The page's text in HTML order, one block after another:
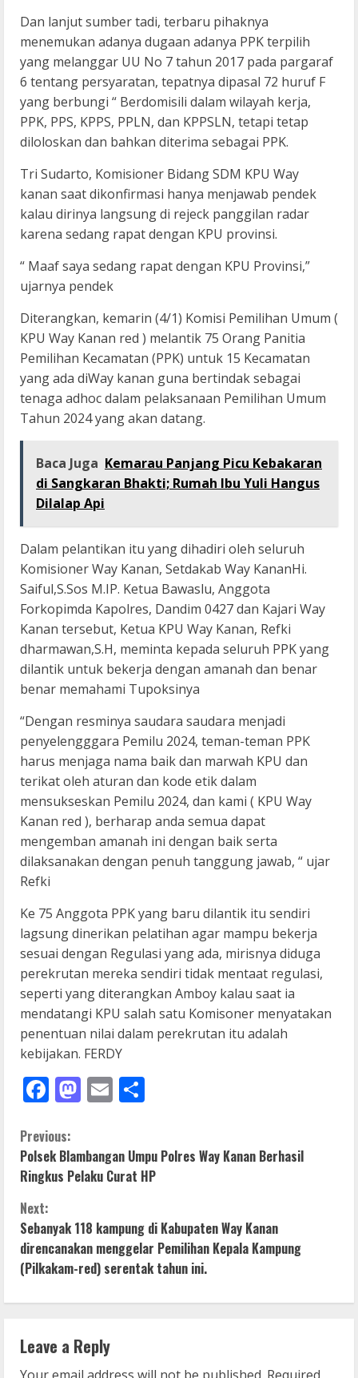
Dan lanjut sumber tadi, terbaru pihaknya
menemukan adanya dugaan adanya PPK terpilih
yang melanggar UU No 7 tahun 2017 pada pargaraf
6 tentang persyaratan, tepatnya dipasal 72 huruf F
yang berbungi “ Berdomisili dalam wilayah kerja,
PPK, PPS, KPPS, PPLN, dan KPPSLN, tetapi tetap
diloloskan dan bahkan diterima sebagai PPK.
Tri Sudarto, Komisioner Bidang SDM KPU Way
kanan saat dikonfirmasi hanya menjawab pendek
kalau dirinya langsung di rejeck panggilan radar
karena sedang rapat dengan KPU provinsi.
“ Maaf saya sedang rapat dengan KPU Provinsi,”
ujarnya pendek
Diterangkan, kemarin (4/1) Komisi Pemilihan Umum (
KPU Way Kanan red ) melantik 75 Orang Panitia
Pemilihan Kecamatan (PPK) untuk 15 Kecamatan
yang ada diWay kanan guna bertindak sebagai
tenaga adhoc dalam pelaksanaan Pemilihan Umum
Tahun 2024 yang akan datang.
Baca Juga Kemarau Panjang Picu Kebakaran
di Sangkaran Bhakti; Rumah Ibu Yuli Hangus
Dilalap Api
Dalam pelantikan itu yang dihadiri oleh seluruh
Komisioner Way Kanan, Setdakab Way KananHi.
Saiful,S.Sos M.IP. Ketua Bawaslu, Anggota
Forkopimda Kapolres, Dandim 0427 dan Kajari Way
Kanan tersebut, Ketua KPU Way Kanan, Refki
dharmawan,S.H, meminta kepada seluruh PPK yang
dilantik untuk bekerja dengan amanah dan benar
benar memahami Tupoksinya
“Dengan resminya saudara saudara menjadi
penyelengggara Pemilu 2024, teman-teman PPK
harus menjaga nama baik dan marwah KPU dan
terikat oleh aturan dan kode etik dalam
mensukseskan Pemilu 2024, dan kami ( KPU Way
Kanan red ), berharap anda semua dapat
mengemban amanah ini dengan baik serta
dilaksanakan dengan penuh tanggung jawab, “ ujar
Refki
Ke 75 Anggota PPK yang baru dilantik itu sendiri
lagsung dinerikan pelatihan agar mampu bekerja
sesuai dengan Regulasi yang ada, mirisnya diduga
perekrutan mereka sendiri tidak mentaat regulasi,
seperti yang diterangkan Amboy kalau saat ia
mendatangi KPU salah satu Komisoner menyatakan
penentuan nilai dalam perekrutan itu adalah
kebijakan. FERDY
Facebook
Mastodon
Email
C
o
n
t
i
n
u
Previous:
Polsek Blambangan Umpu Polres Way Kanan Berhasil
Ringkus Pelaku Curat HP
Next:
Sebanyak 118 kampung di Kabupaten Way Kanan
direncanakan menggelar Pemilihan Kepala Kampung
(Pilkakam-red) serentak tahun ini.
Leave a Reply